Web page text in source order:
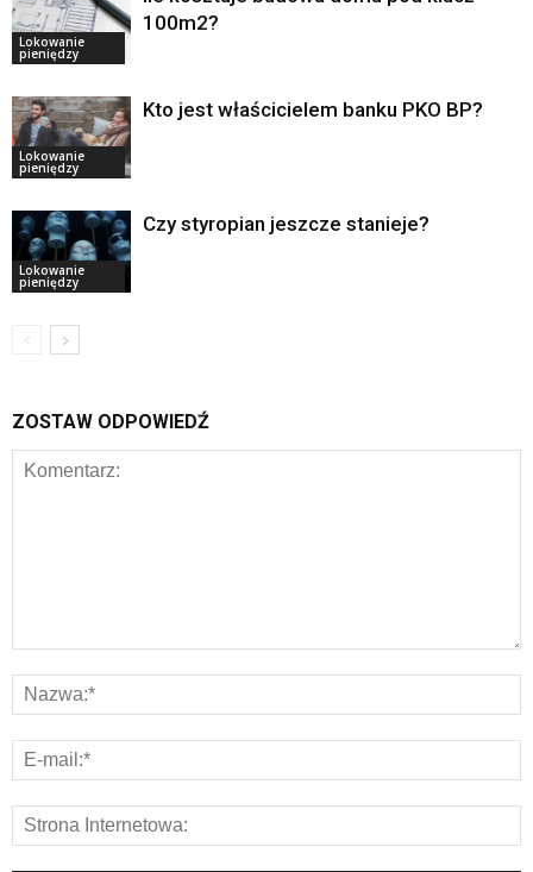
Lokowanie
pieniędzy
100m2?
Lokowanie
pieniędzy
Kto jest właścicielem banku PKO BP?
Lokowanie
pieniędzy
Czy styropian jeszcze stanieje?
ZOSTAW ODPOWIEDŹ